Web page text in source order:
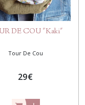
DE COU "Kaki"
Tour De Cou
29€